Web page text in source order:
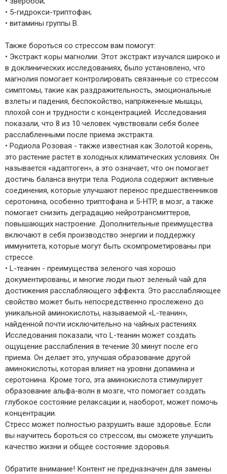
• 5-гидрокси-триптофан;
• витамины группы В.
Также бороться со стрессом вам помогут:
• Экстракт коры магнолии. Этот экстракт изучался широко и
в доклинических исследованиях, было установлено, что
магнолия помогает контролировать связанные со стрессом
симптомы, такие как раздражительность, эмоциональные
взлеты и падения, беспокойство, напряженные мышцы,
плохой сон и трудности с концентрацией. Исследования
показали, что 8 из 10 человек чувствовали себя более
расслабленными после приема экстракта.
• Родиола Розовая - также известная как Золотой корень,
это растение растет в холодных климатических условиях. Он
называется «адаптоген», а это означает, что он помогает
достичь баланса внутри тела. Родиола содержит активные
соединения, которые улучшают перенос предшественников
серотонина, особенно триптофана и 5-HTP, в мозг, а также
помогает снизить деградацию нейротрансмиттеров,
повышающих настроение. Дополнительные преимущества
включают в себя производство энергии и поддержку
иммунитета, которые могут быть скомпрометированы при
стрессе.
• L-теанин - преимущества зеленого чая хорошо
документированы, и многие люди пьют зеленый чай для
достижения расслабляющего эффекта. Это расслабляющее
свойство может быть непосредственно прослежено до
уникальной аминокислоты, называемой «L-теанин»,
найденной почти исключительно на чайных растениях.
Исследования показали, что L-теанин может создать
ощущение расслабления в течение 30 минут после его
приема. Он делает это, улучшая образование другой
аминокислоты, которая влияет на уровни допамина и
серотонина. Кроме того, эта аминокислота стимулирует
образование альфа-волн в мозге, что помогает создать
глубокое состояние релаксации и, наоборот, может помочь
концентрации.
Стресс может полностью разрушить ваше здоровье. Если
вы научитесь бороться со стрессом, вы сможете улучшить
качество жизни и общее состояние здоровья.
Обратите внимание! Контент не предназначен для замены